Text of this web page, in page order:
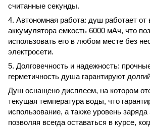
считанные секунды.
4. Автономная работа: душ работает от
аккумулятора емкость 6000 мАч, что
использовать его в любом месте без
электросети.
5. Долговечность и надежность:
герметичность душа гарантируют
Душ оснащено дисплеем, на котором
текущая температура воды, что
использование, а также уровень заряда
позволяя всегда оставаться в курсе,